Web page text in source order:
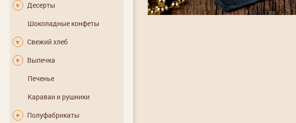
▼
Десерты
Шоколадные конфеты
▼ Свежий хлеб
▼
Выпечка
Печенье
Караваи и рушники
▼ Полуфабрикаты